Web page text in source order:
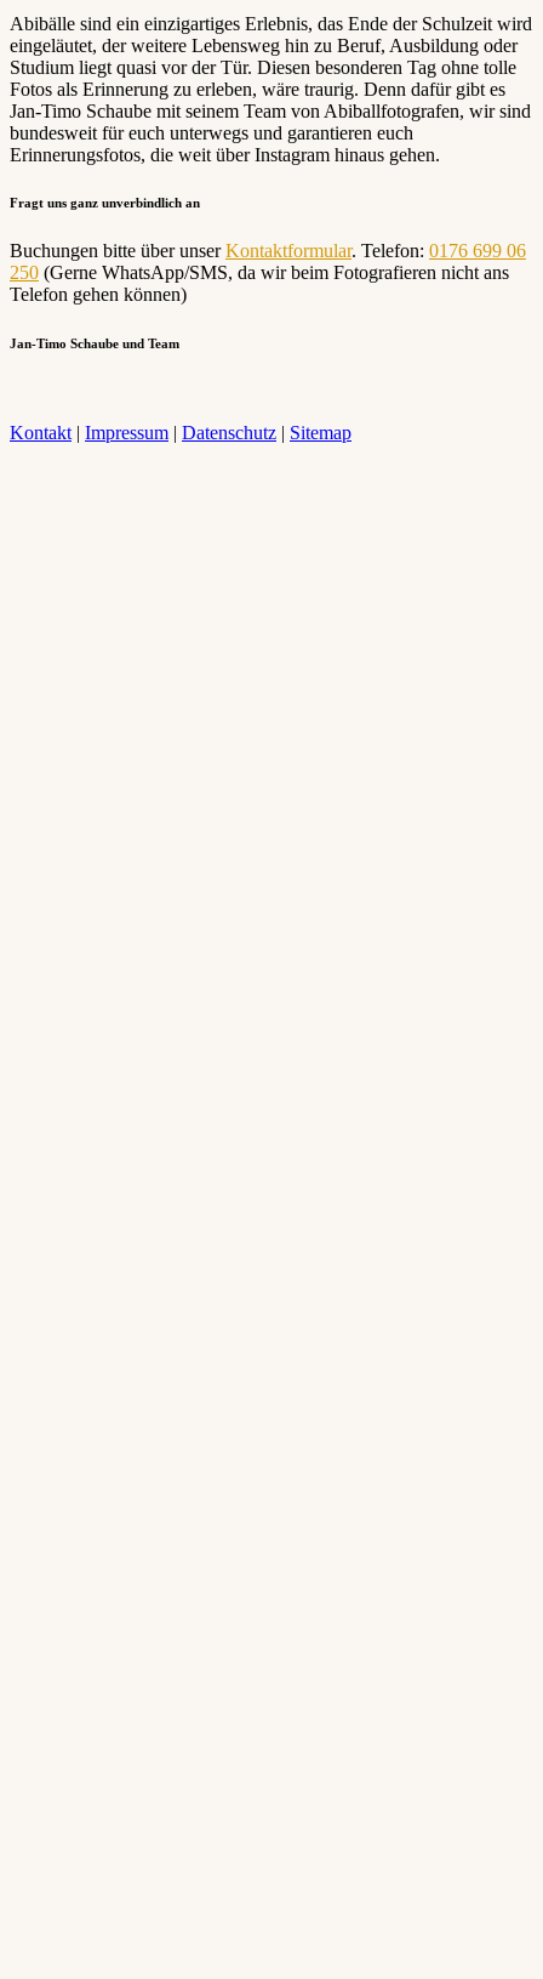
Abibälle sind ein einzigartiges Erlebnis, das Ende der Schulzeit wird
eingeläutet, der weitere Lebensweg hin zu Beruf, Ausbildung oder
Studium liegt quasi vor der Tür. Diesen besonderen Tag ohne tolle
Fotos als Erinnerung zu erleben, wäre traurig. Denn dafür gibt es
Jan-Timo Schaube mit seinem Team von Abiballfotografen, wir sind
bundesweit für euch unterwegs und garantieren euch
Erinnerungsfotos, die weit über Instagram hinaus gehen.
Fragt uns ganz unverbindlich an
Buchungen bitte über unserKontaktformular. Telefon: 0176 699 06
250 (Gerne WhatsApp/SMS, da wir beim Fotografieren nicht ans
Telefon gehen können)
Jan-Timo Schaube und Team
Kontakt | Impressum | Datenschutz | Sitemap